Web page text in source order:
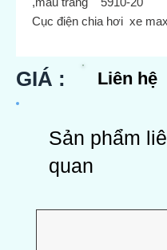
Cục điện chia hơi xe
,màu vàng 5910-30
Liên hệ
GIÁ :
Sản phẩm
quan